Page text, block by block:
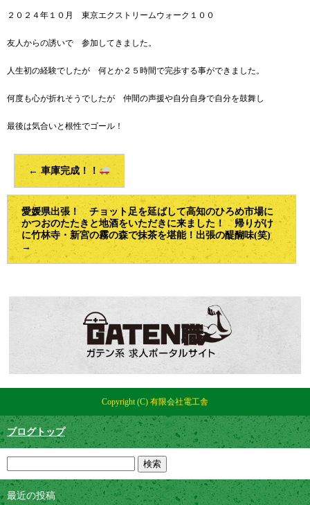
２０２４年１０月 東京エクストリームウォーク１００
友人からの誘いで 参加してきました。
人生初の経験でしたが 何とか２５時間で完歩する事ができました。
何度も心が折れそうでしたが 仲間の声援や自分自身で自分を鼓舞し
最後は気合いと根性でゴール！
← 車庫完成！！
愛媛県出張！ チョット足を延ばして高知のひろめ市場に
かつおのたたきと地酒をいただきに来ました！ 帰りがけ
に竹林寺・新宮の霧の森で抹茶を堪能！出張の醍醐味(笑)
→
Copyright (C) 有限会社電工舎
ブログトップ
最近の投稿